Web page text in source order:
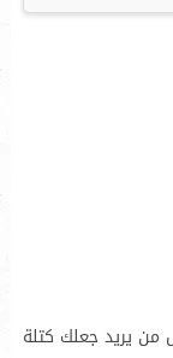
يريد جعلك كتلة